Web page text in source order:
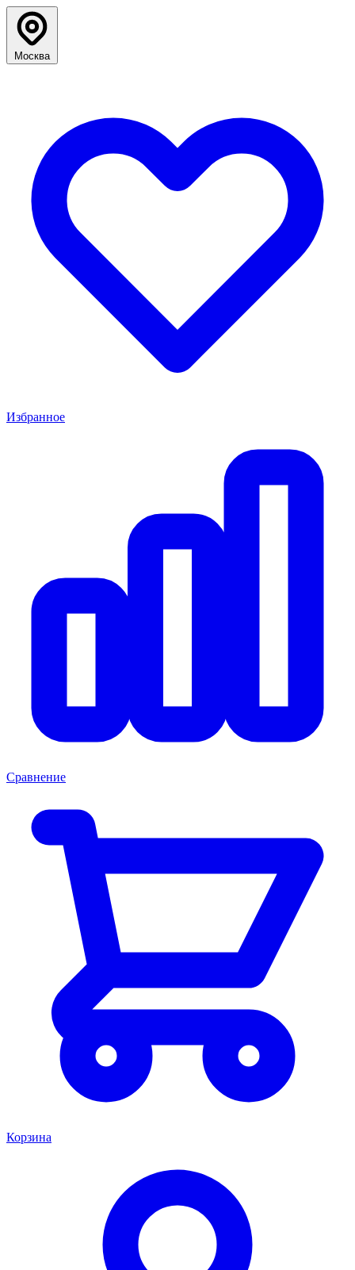
Москва
Избранное
Сравнение
Корзина